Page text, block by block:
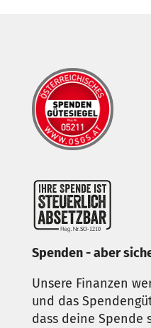
Spenden - aber
Unsere Finanzen
und das
dass deine Spende